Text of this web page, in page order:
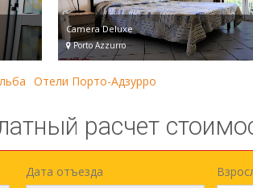
Camera Deluxe
Porto Azzurro
Отели Порто-Адзурро
расчет
Дата отъезда